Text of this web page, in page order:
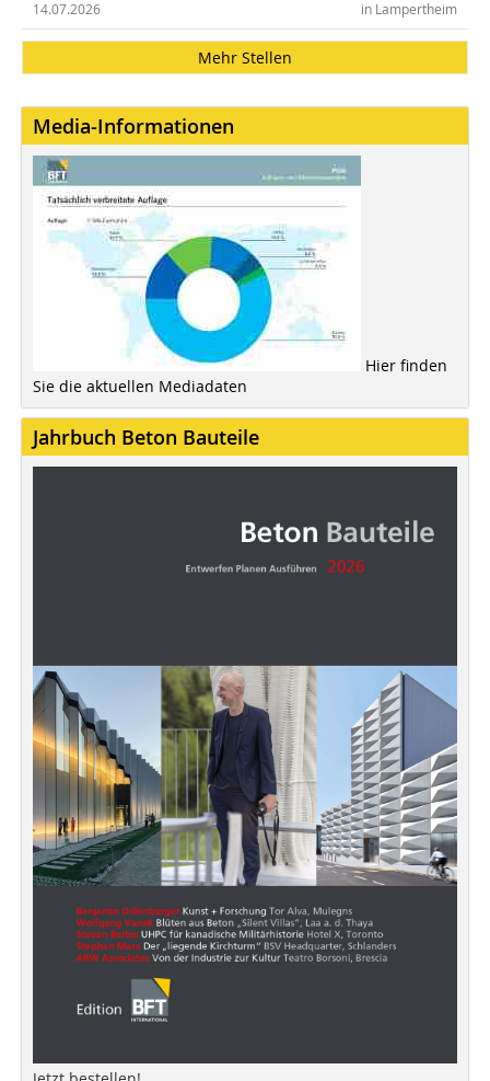
in Lampertheim
14.07.2026
Mehr Stellen
Media-Informationen
Hier finden
Sie die aktuellen Mediadaten
Jahrbuch Beton Bauteile